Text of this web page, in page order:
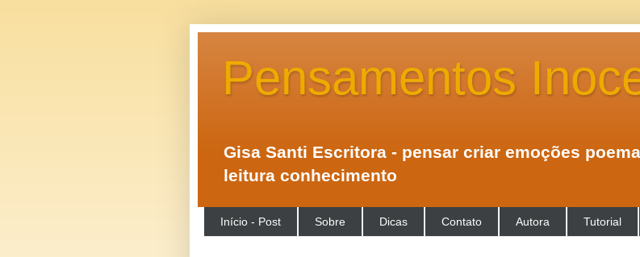
Pensamentos
Gisa Santi Escritora - pensar criar emoções
leitura conhecimento
Início - Post Sobre Dicas Contato Autora Tutorial